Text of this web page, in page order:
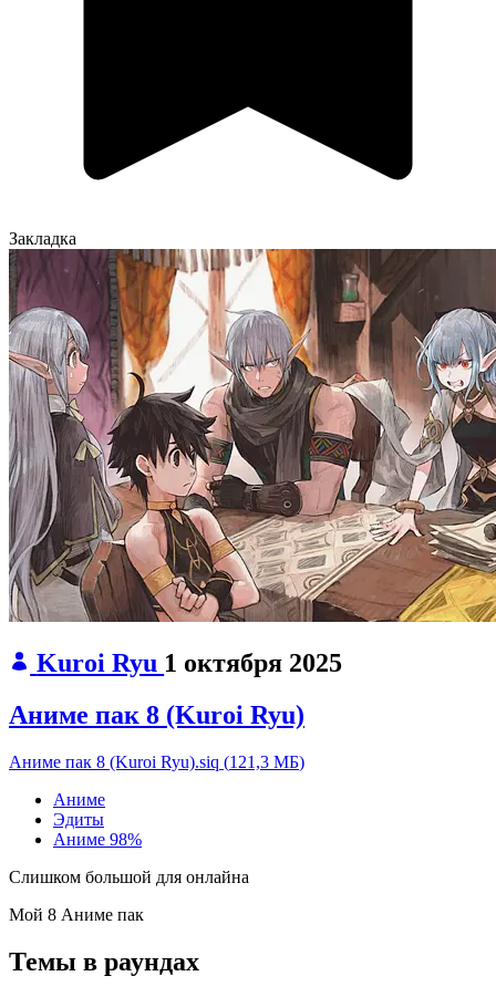
Закладка
Kuroi Ryu 1 октября 2025
Аниме пак 8 (Kuroi Ryu)
Аниме пак 8 (Kuroi Ryu).siq (121,3 МБ)
Аниме
Эдиты
Аниме 98%
Слишком большой для онлайна
Мой 8 Аниме пак
Темы в раундах